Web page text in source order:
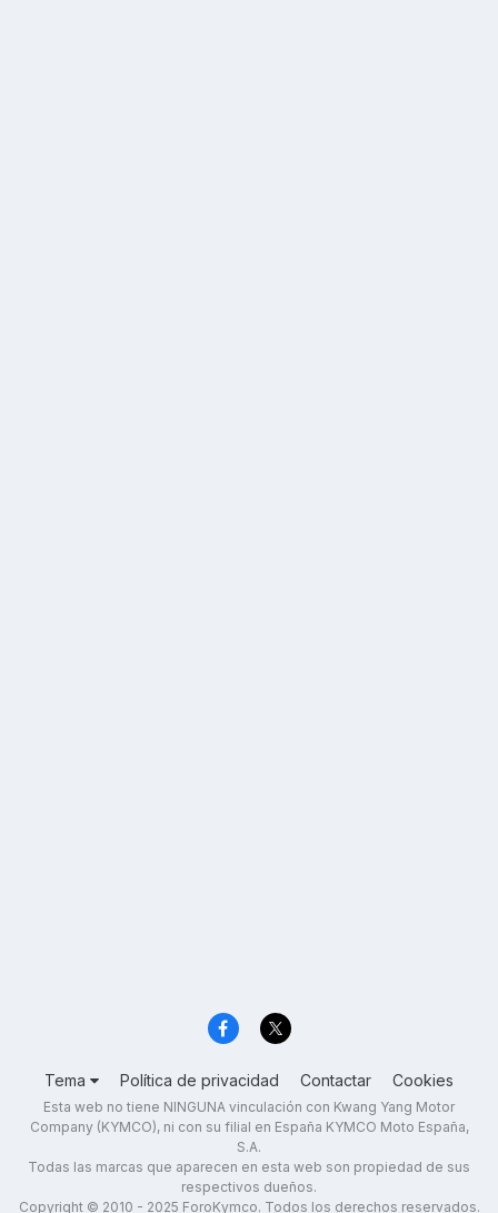
Tema Política de privacidad Contactar Cookies
Esta web no tiene NINGUNA vinculación con Kwang Yang Motor
Company (KYMCO), ni con su filial en España KYMCO Moto España,
S.A.
Todas las marcas que aparecen en esta web son propiedad de sus
respectivos dueños.
Copyright © 2010 - 2025 ForoKymco. Todos los derechos reservados.